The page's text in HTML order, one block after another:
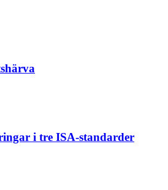
i tre ISA-standarder